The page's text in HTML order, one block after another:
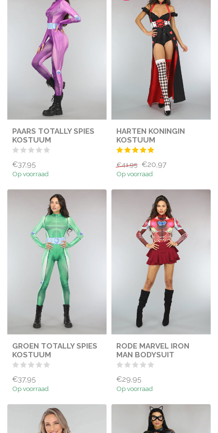
PAARS TOTALLY SPIES
KOSTUUM
€37,95
Op voorraad
HARTEN KONINGIN
KOSTUUM
€41,95 €20,97
Op voorraad
GROEN TOTALLY SPIES
KOSTUUM
€37,95
Op voorraad
RODE MARVEL IRON
MAN BODYSUIT
€29,95
Op voorraad